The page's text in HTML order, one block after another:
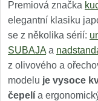
Premiová značka
elegantní klasiku
se z několika sérií:
SUBAJA a
z olivového a
modelu je vysoce
čepelí a